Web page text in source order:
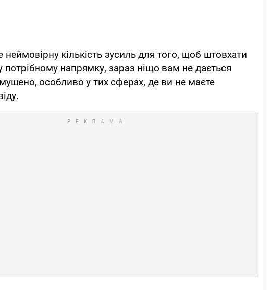
неймовірну кількість зусиль для того, щоб штовхати
потрібному напрямку, зараз ніщо вам не дається
особливо у тих сферах, де ви не маєте